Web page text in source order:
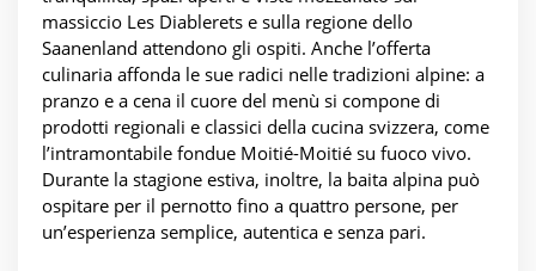
massiccio Les Diablerets e sulla regione dello
Saanenland attendono gli ospiti. Anche l’offerta
culinaria affonda le sue radici nelle tradizioni alpine: a
pranzo e a cena il cuore del menù si compone di
prodotti regionali e classici della cucina svizzera, come
l’intramontabile fondue Moitié-Moitié su fuoco vivo.
Durante la stagione estiva, inoltre, la baita alpina può
ospitare per il pernotto fino a quattro persone, per
un’esperienza semplice, autentica e senza pari.